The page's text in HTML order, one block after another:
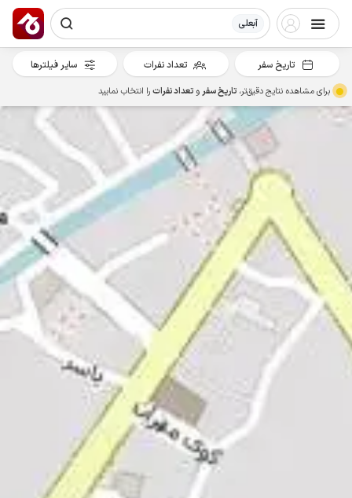
آبعلی
تاریخ سفر تعداد نفرات سایر فیلترها
برای مشاهده نتایج دقیق‌تر، تاریخ سفرو تعداد نفراترا انتخاب نمایید